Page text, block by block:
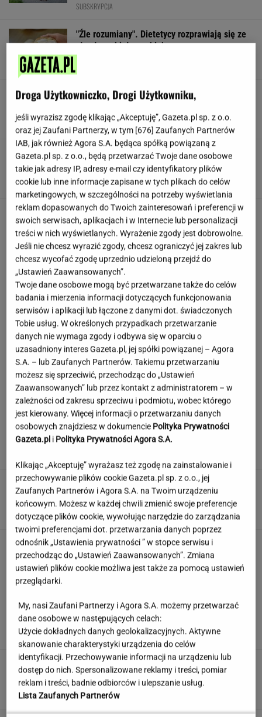
SUBSKRYPCJA
"Źle rozumiany". Dietetycy rozprawiają się ze
złą sławą białego chleba
Nowy ruch w USA. Land Back szybko zyskuje
TOMASZ KILIAN
Polskie korzenie i hollywoodzki dorobek. Mało
kto zna jej historię
Englert zakłada, że nie wygra w "TzG". "Myślę,
że ludzie mnie nie lubią"
Ten quiz geograficzny odsieje leserów.
Dopasuj miasto do województwa
"Mam kontrolę nad własnym ciałem". Kobiety
masowo stawiają na boysober
Polski "Tinder dla lekarzy". "Nie
chodzi o wywyższanie się"
SUBSKRYPCJA
Nowe zdjęcie Johna Goodmana trafiło do
sieci. Aktor schudł 90 kg
Droga Użytkowniczko, Drogi Użytkowniku,
jeśli wyrazisz zgodę klikając „Akceptuję”, Gazeta.pl sp. z o.o.
oraz jej Zaufani Partnerzy, w tym [676] Zaufanych Partnerów
IAB, jak również Agora S.A. będąca spółką powiązaną z
Gazeta.pl sp. z o.o., będą przetwarzać Twoje dane osobowe
takie jak adresy IP, adresy e-mail czy identyfikatory plików
cookie lub inne informacje zapisane w tych plikach do celów
marketingowych, w szczególności na potrzeby wyświetlania
reklam dopasowanych do Twoich zainteresowań i preferencji w
swoich serwisach, aplikacjach i w Internecie lub personalizacji
treści w nich wyświetlanych. Wyrażenie zgody jest dobrowolne.
Jeśli nie chcesz wyrazić zgody, chcesz ograniczyć jej zakres lub
chcesz wycofać zgodę uprzednio udzieloną przejdź do
„Ustawień Zaawansowanych”.
Twoje dane osobowe mogą być przetwarzane także do celów
badania i mierzenia informacji dotyczących funkcjonowania
serwisów i aplikacji lub łączone z danymi dot. świadczonych
Tobie usług. W określonych przypadkach przetwarzanie
danych nie wymaga zgody i odbywa się w oparciu o
uzasadniony interes Gazeta.pl, jej spółki powiązanej – Agora
S.A. – lub Zaufanych Partnerów. Takiemu przetwarzaniu
możesz się sprzeciwić, przechodząc do „Ustawień
Zaawansowanych” lub przez kontakt z administratorem – w
zależności od zakresu sprzeciwu i podmiotu, wobec którego
jest kierowany. Więcej informacji o przetwarzaniu danych
osobowych znajdziesz w dokumencie Polityka Prywatności
Gazeta.pl i Polityka Prywatności Agora S.A.
Klikając „Akceptuję” wyrażasz też zgodę na zainstalowanie i
przechowywanie plików cookie Gazeta.pl sp. z o.o., jej
Zaufanych Partnerów i Agora S.A. na Twoim urządzeniu
końcowym. Możesz w każdej chwili zmienić swoje preferencje
dotyczące plików cookie, wywołując narzędzie do zarządzania
twoimi preferencjami dot. przetwarzania danych poprzez
odnośnik „Ustawienia prywatności ” w stopce serwisu i
przechodząc do „Ustawień Zaawansowanych”. Zmiana
ustawień plików cookie możliwa jest także za pomocą ustawień
przeglądarki.
My, nasi Zaufani Partnerzy i Agora S.A. możemy przetwarzać
dane osobowe w następujących celach:
Użycie dokładnych danych geolokalizacyjnych. Aktywne
skanowanie charakterystyki urządzenia do celów
identyfikacji. Przechowywanie informacji na urządzeniu lub
dostęp do nich. Spersonalizowane reklamy i treści, pomiar
reklam i treści, badnie odbiorców i ulepszanie usług.
Lista Zaufanych Partnerów